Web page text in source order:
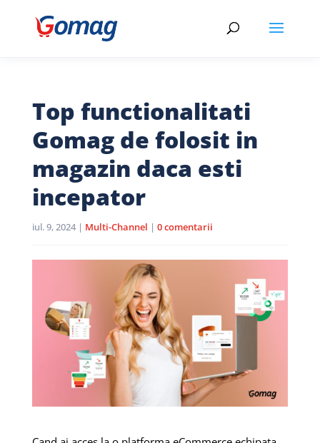
Top functionalitati
Gomag de folosit in
magazin daca esti
incepator
iul. 9, 2024| Multi-Channel | 0 comentarii